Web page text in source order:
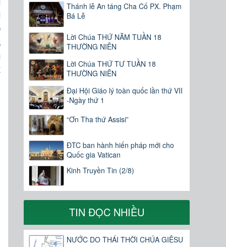
Thánh lễ An táng Cha Cố PX. Phạm
Bá Lễ
Lời Chúa THỨ NĂM TUẦN 18
THƯỜNG NIÊN
Lời Chúa THỨ TƯ TUẦN 18
THƯỜNG NIÊN
Đại Hội Giáo lý toàn quốc lần thứ VII
-Ngày thứ 1
“Ơn Tha thứ Assisi”
ĐTC ban hành hiến pháp mới cho
Quốc gia Vatican
Kinh Truyền Tin (2/8)
TIN ĐỌC NHIỀU
NƯỚC DO THÁI THỜI CHÚA GIÊSU